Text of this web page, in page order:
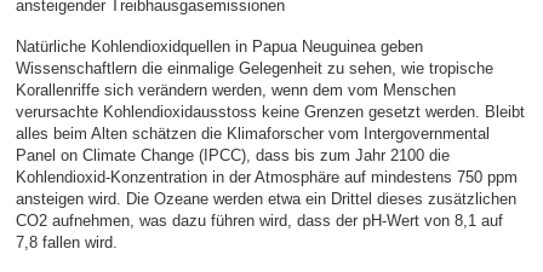
ansteigender Treibhausgasemissionen
Natürliche Kohlendioxidquellen in Papua Neuguinea geben
Wissenschaftlern die einmalige Gelegenheit zu sehen, wie tropische
Korallenriffe sich verändern werden, wenn dem vom Menschen
verursachte Kohlendioxidausstoss keine Grenzen gesetzt werden. Bleibt
alles beim Alten schätzen die Klimaforscher vom Intergovernmental
Panel on Climate Change (IPCC), dass bis zum Jahr 2100 die
Kohlendioxid-Konzentration in der Atmosphäre auf mindestens 750 ppm
ansteigen wird. Die Ozeane werden etwa ein Drittel dieses zusätzlichen
CO2 aufnehmen, was dazu führen wird, dass der pH-Wert von 8,1 auf
7,8 fallen wird.